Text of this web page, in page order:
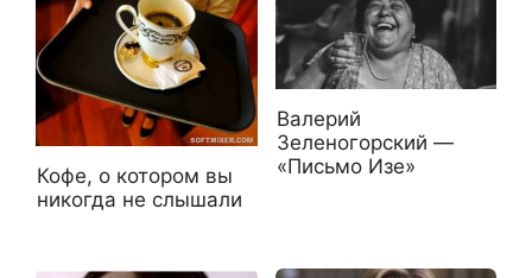
Кофе, о котором вы
никогда не слышали
Валерий
Зеленогорский —
«Письмо Изе»